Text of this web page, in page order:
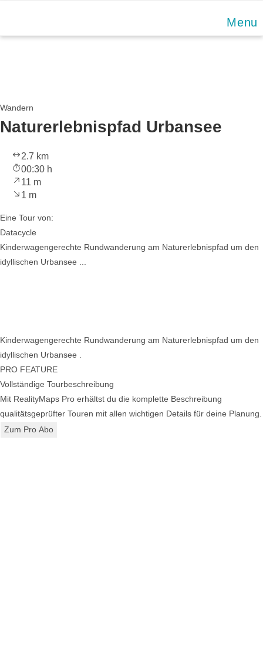
content
Menu
Wandern
Naturerlebnispfad Urbansee
2.7 km
00:30 h
11 m
1 m
Eine Tour von:
Datacycle
Kinderwagengerechte Rundwanderung am Naturerlebnispfad um den
idyllischen Urbansee ...
Kinderwagengerechte Rundwanderung am Naturerlebnispfad um den
idyllischen Urbansee .
PRO FEATURE
Vollständige Tourbeschreibung
Mit RealityMaps Pro erhältst du die komplette Beschreibung
qualitätsgeprüfter Touren mit allen wichtigen Details für deine Planung.
Zum Pro Abo